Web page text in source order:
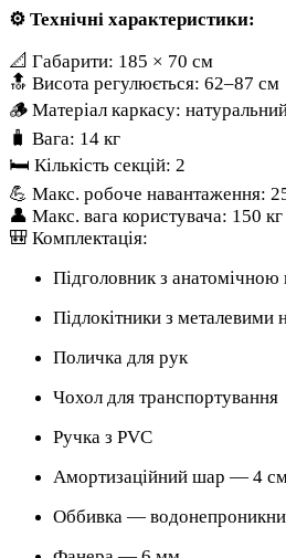
⚙️ Технічні характеристики:
📐 Габарити: 185 × 70 см
🔝 Висота регулюється: 62–87 см
🪵 Матеріал каркасу:
🧳 Вага: 14 кг
🛏️ Кількість секцій: 2
💪 Макс. робоче навантаження:
👤 Макс. вага користувача: 150 кг
🎒 Комплектація:
Підголовник з
Підлокітники з металевими
Поличка для рук
Чохол для транспортування
Ручка з PVC
Амортизаційний шар — 4
Оббивка —